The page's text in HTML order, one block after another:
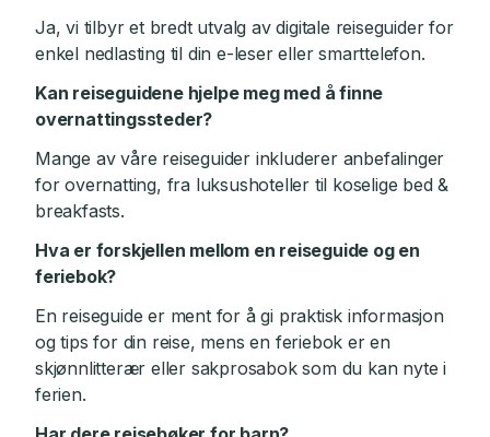
Ja, vi tilbyr et bredt utvalg av digitale reiseguider for
enkel nedlasting til din e-leser eller smarttelefon.
Kan reiseguidene hjelpe meg med å finne
overnattingssteder?
Mange av våre reiseguider inkluderer anbefalinger
for overnatting, fra luksushoteller til koselige bed &
breakfasts.
Hva er forskjellen mellom en reiseguide og en
feriebok?
En reiseguide er ment for å gi praktisk informasjon
og tips for din reise, mens en feriebok er en
skjønnlitterær eller sakprosabok som du kan nyte i
ferien.